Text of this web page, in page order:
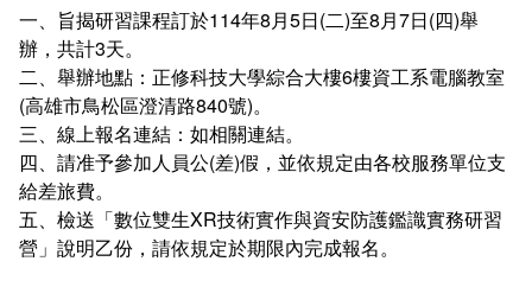
統計資訊服務
資料開放
常見問答
相關連結
一、旨揭研習課程訂於114年8月5日(二)至8月7日(四)舉
辦，共計3天。
二、舉辦地點：正修科技大學綜合大樓6樓資工系電腦教室
(高雄市鳥松區澄清路840號)。
三、線上報名連結：如相關連結。
四、請准予參加人員公(差)假，並依規定由各校服務單位支
給差旅費。
五、檢送「數位雙生XR技術實作與資安防護鑑識實務研習
營」說明乙份，請依規定於期限內完成報名。